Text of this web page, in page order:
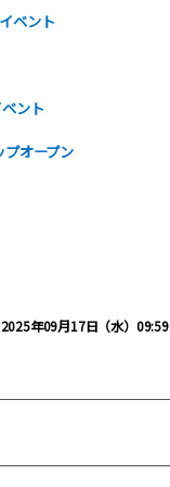
ベント
ント
プオープン
年09月17日（水）09:59